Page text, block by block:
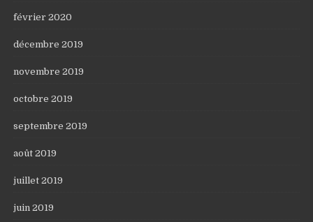
février 2020
décembre 2019
novembre 2019
octobre 2019
septembre 2019
août 2019
juillet 2019
juin 2019